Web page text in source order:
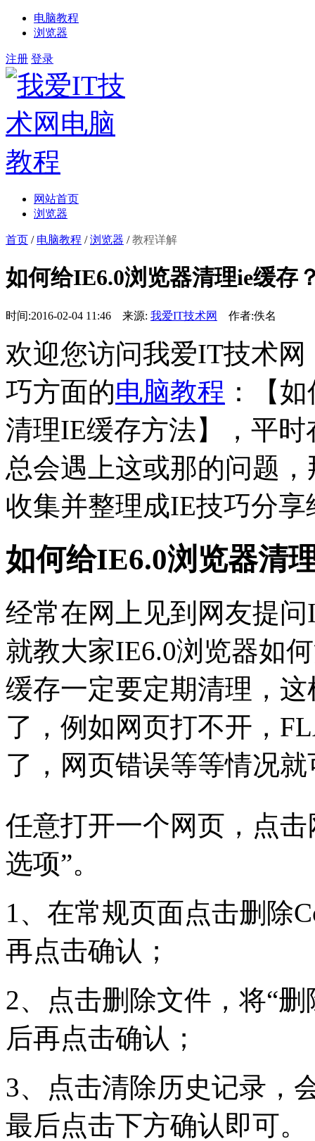
电脑教程
浏览器
注册 登录
网站首页
浏览器
首页 / 电脑教程 /浏览器 /教程详解
如何给IE6.0浏览器清理ie缓存
时间:2016-02-04 11:46 来源: 我爱IT技术网 作者:佚名
欢迎您访问我爱IT技术
巧方面的电脑教程 ：【
清理IE缓存方法】，平
总会遇上这或那的问题
收集并整理成IE技巧分享
如何给IE6.0浏览器清
经常在网上见到网友提
就教大家IE6.0浏览器如
缓存一定要定期清理，
了，例如网页打不开，
了，网页错误等等情况
任意打开一个网页，点击
选项”。
1、在常规页面点击删除
再点击确认；
2、点击删除文件，将“
后再点击确认；
3、点击清除历史记录，
最后点击下方确认即可。